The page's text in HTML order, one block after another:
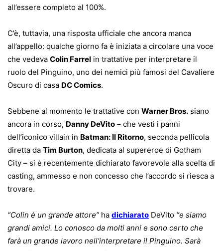
all’essere completo al 100%.
C’è, tuttavia, una risposta ufficiale che ancora manca
all’appello: qualche giorno fa è iniziata a circolare una voce
che vedeva Colin Farrel in trattative per interpretare il
ruolo del Pinguino, uno dei nemici più famosi del Cavaliere
Oscuro di casa DC Comics.
Sebbene al momento le trattative con Warner Bros. siano
ancora in corso, Danny DeVito – che vestì i panni
dell’iconico villain in Batman: Il Ritorno, seconda pellicola
diretta da Tim Burton, dedicata al supereroe di Gotham
City – si è recentemente dichiarato favorevole alla scelta di
casting, ammesso e non concesso che l’accordo si riesca a
trovare.
“Colin è un grande attore” ha dichiarato DeVito “e siamo
grandi amici. Lo conosco da molti anni e sono certo che
farà un grande lavoro nell’interpretare il Pinguino. Sarà